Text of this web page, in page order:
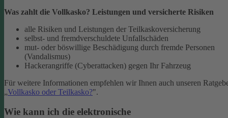
Was zahlt die Vollkasko? Leistungen und versicherte Risiken
alle Risiken und Leistungen der Teilkaskoversicherung
selbst- und fremdverschuldete Unfallschäden
mut- oder böswillige Beschädigung durch fremde Personen
(Vandalismus)
Hackerangriffe (Cyberattacken) gegen Ihr Fahrzeug
Für weitere Informationen empfehlen wir Ihnen auch unseren
„Vollkasko oder Teilkasko?".
Wie kann ich die elektronische